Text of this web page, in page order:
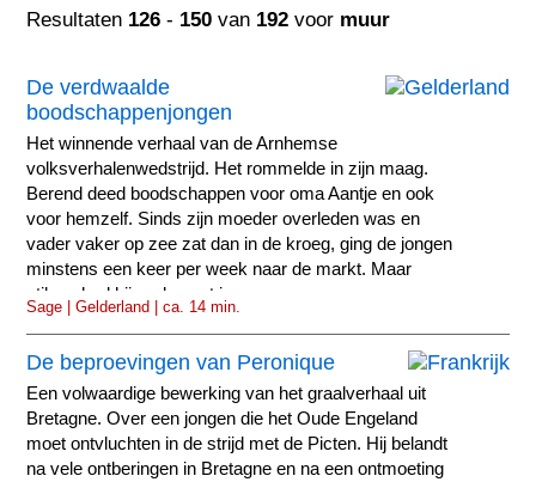
Resultaten 126 - 150 van 192 voor muur
De verdwaalde
boodschappenjongen
Het winnende verhaal van de Arnhemse
volksverhalenwedstrijd. Het rommelde in zijn maag.
Berend deed boodschappen voor oma Aantje en ook
voor hemzelf. Sinds zijn moeder overleden was en
vader vaker op zee zat dan in de kroeg, ging de jongen
minstens een keer per week naar de markt. Maar
stilaan had hij er de pest in.
Sage | Gelderland | ca. 14 min.
De beproevingen van Peronique
Een volwaardige bewerking van het graalverhaal uit
Bretagne. Over een jongen die het Oude Engeland
moet ontvluchten in de strijd met de Picten. Hij belandt
na vele ontberingen in Bretagne en na een ontmoeting